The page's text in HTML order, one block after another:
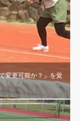
変更可能か？」を覚